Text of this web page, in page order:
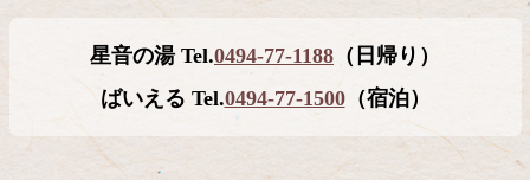
星音の湯 Tel.0494-77-1188 （日帰り）
ばいえる Tel.0494-77-1500（宿泊）